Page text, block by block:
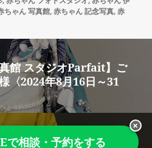
ちゃん 写真館,赤ちゃん 記念写真,赤
真館 スタジオParfait】ご
〈2024年8月16日～31
館 スタジオParfait】ご
で相談・予約をする
×